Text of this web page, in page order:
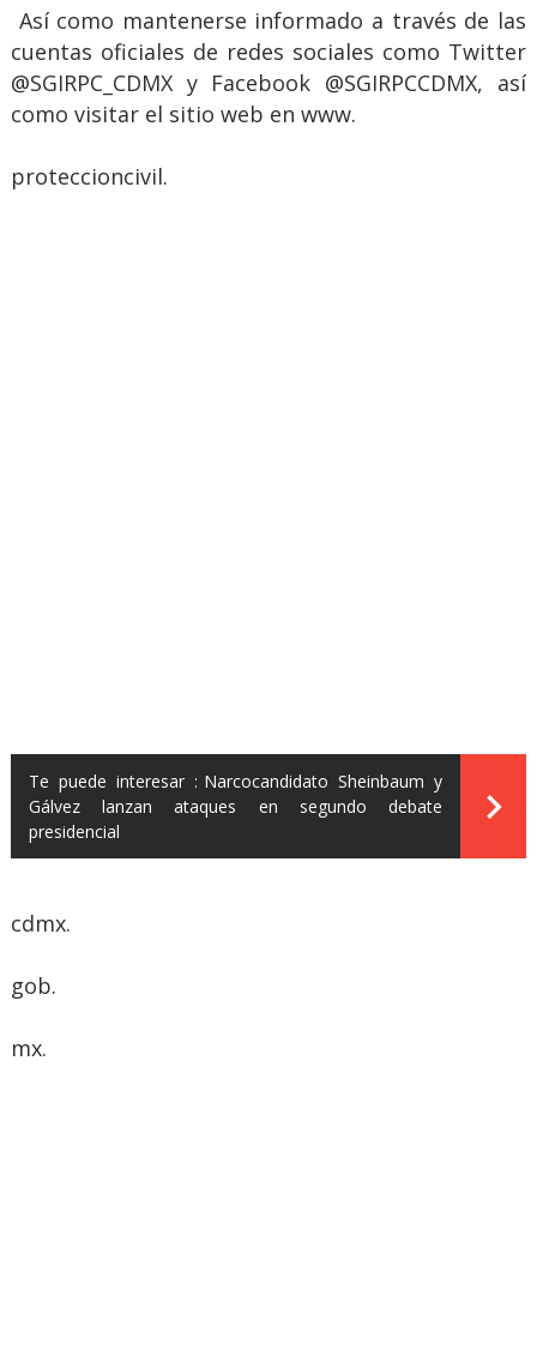
Así como mantenerse informado a través de las
cuentas oficiales de redes sociales como Twitter
@SGIRPC_CDMX y Facebook @SGIRPCCDMX, así
como visitar el sitio web en www.
proteccioncivil.
Te puede interesar : Narcocandidato Sheinbaum y
Gálvez lanzan ataques en segundo debate
presidencial
cdmx.
gob.
mx.